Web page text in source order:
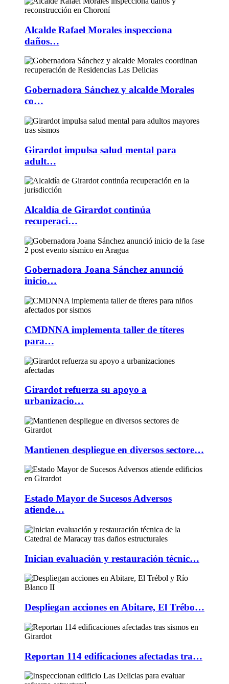
Alcalde Rafael Morales inspecciona
daños…
Gobernadora Sánchez y alcalde Morales
co…
Girardot impulsa salud mental para
adult…
Alcaldía de Girardot continúa
recuperaci…
Gobernadora Joana Sánchez anunció
inicio…
CMDNNA implementa taller de títeres
para…
Girardot refuerza su apoyo a
urbanizacio…
Mantienen despliegue en diversos sectore…
Estado Mayor de Sucesos Adversos
atiende…
Inician evaluación y restauración técnic…
Despliegan acciones en Abitare, El Trébo…
Reportan 114 edificaciones afectadas tra…